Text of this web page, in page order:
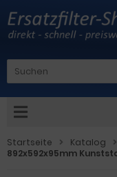
Startseite Katalog
892x592x95mm